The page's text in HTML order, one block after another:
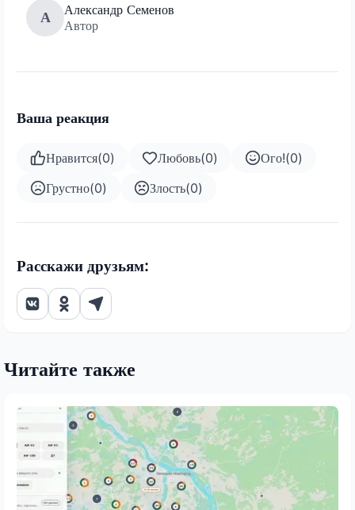
А
Александр Семенов
Автор
Ваша реакция
Нравится(0) Любовь(0) Ого!(0)
Грустно(0) Злость(0)
Расскажи друзьям:
Читайте также